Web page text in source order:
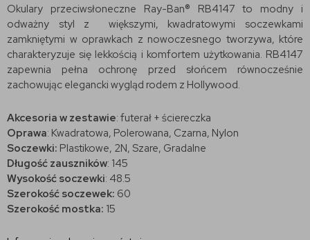
Okulary przeciwsłoneczne Ray-Ban® RB4147 to modny i
odważny styl z większymi, kwadratowymi soczewkami
zamkniętymi w oprawkach z nowoczesnego tworzywa, które
charakteryzuje się lekkością i komfortem użytkowania. RB4147
zapewnia pełna ochronę przed słońcem równocześnie
zachowując elegancki wygląd rodem z Hollywood.
Akcesoria w zestawie: futerał + ściereczka
Oprawa: Kwadratowa, Polerowana, Czarna, Nylon
Soczewki: Plastikowe, 2N, Szare, Gradalne
Długość zauszników: 145
Wysokość soczewki: 48.5
Szerokość soczewek: 60
Szerokość mostka: 15